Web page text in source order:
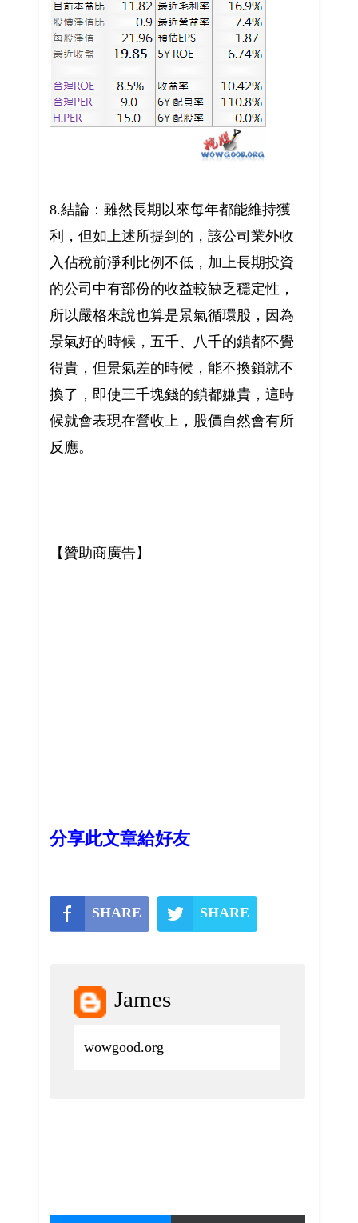
8.結論：雖然長期以來每年都能維持獲
利，但如上述所提到的，該公司業外收
入佔稅前淨利比例不低，加上長期投資
的公司中有部份的收益較缺乏穩定性，
所以嚴格來說也算是景氣循環股，因為
景氣好的時候，五千、八千的鎖都不覺
得貴，但景氣差的時候，能不換鎖就不
換了，即使三千塊錢的鎖都嫌貴，這時
候就會表現在營收上，股價自然會有所
反應。
【贊助商廣告】
分享此文章給好友
SHARE SHARE
James
wowgood.org